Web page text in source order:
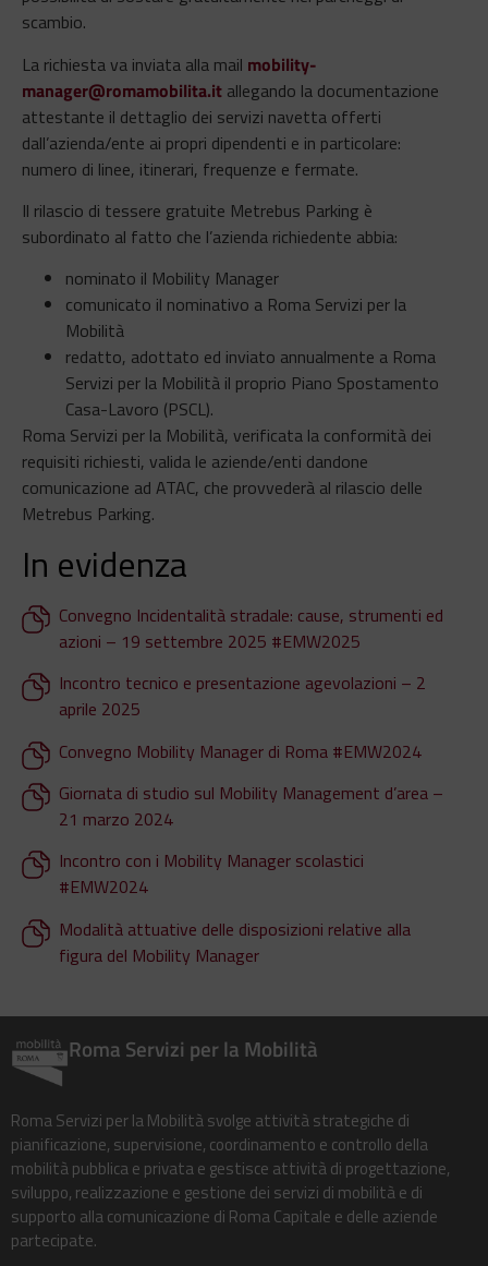
scambio.
La richiesta va inviata alla mail mobility-
manager@romamobilita.it allegando la documentazione
attestante il dettaglio dei servizi navetta offerti
dall’azienda/ente ai propri dipendenti e in particolare:
numero di linee, itinerari, frequenze e fermate.
Il rilascio di tessere gratuite Metrebus Parking è
subordinato al fatto che l’azienda richiedente abbia:
nominato il Mobility Manager
comunicato il nominativo a Roma Servizi per la
Mobilità
redatto, adottato ed inviato annualmente a Roma
Servizi per la Mobilità il proprio Piano Spostamento
Casa-Lavoro (PSCL).
Roma Servizi per la Mobilità, verificata la conformità dei
requisiti richiesti, valida le aziende/enti dandone
comunicazione ad ATAC, che provvederà al rilascio delle
Metrebus Parking.
In evidenza
Convegno Incidentalità stradale: cause, strumenti ed
azioni – 19 settembre 2025 #EMW2025
Incontro tecnico e presentazione agevolazioni – 2
aprile 2025
Convegno Mobility Manager di Roma #EMW2024
Giornata di studio sul Mobility Management d’area –
21 marzo 2024
Incontro con i Mobility Manager scolastici
#EMW2024
Modalità attuative delle disposizioni relative alla
figura del Mobility Manager
Roma Servizi per la Mobilità
Roma Servizi per la Mobilità svolge attività strategiche di
pianificazione, supervisione, coordinamento e controllo della
mobilità pubblica e privata e gestisce attività di progettazione,
sviluppo, realizzazione e gestione dei servizi di mobilità e di
supporto alla comunicazione di Roma Capitale e delle aziende
partecipate.